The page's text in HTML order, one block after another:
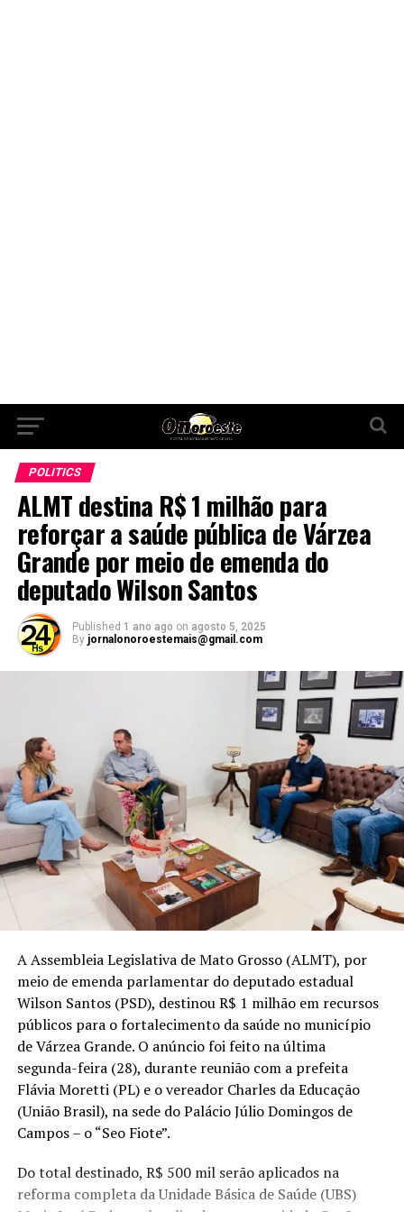
POLITICS
ALMT destina R$ 1 milhão para
reforçar a saúde pública de Várzea
Grande por meio de emenda do
deputado Wilson Santos
Published 1 ano ago on agosto 5, 2025
By jornalonoroestemais@gmail.com
A Assembleia Legislativa de Mato Grosso (ALMT), por
meio de emenda parlamentar do deputado estadual
Wilson Santos (PSD), destinou R$ 1 milhão em recursos
públicos para o fortalecimento da saúde no município
de Várzea Grande. O anúncio foi feito na última
segunda-feira (28), durante reunião com a prefeita
Flávia Moretti (PL) e o vereador Charles da Educação
(União Brasil), na sede do Palácio Júlio Domingos de
Campos – o “Seo Fiote”.
Do total destinado, R$ 500 mil serão aplicados na
reforma completa da Unidade Básica de Saúde (UBS)